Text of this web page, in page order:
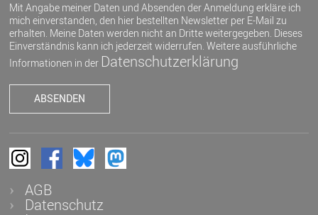
Mit Angabe meiner Daten und Absenden der Anmeldung erkläre ich
mich einverstanden, den hier bestellten Newsletter per E-Mail zu
erhalten. Meine Daten werden nicht an Dritte weitergegeben. Dieses
Einverständnis kann ich jederzeit widerrufen. Weitere ausführliche
Informationen in der Datenschutzerklärung
AGB
Datenschutz